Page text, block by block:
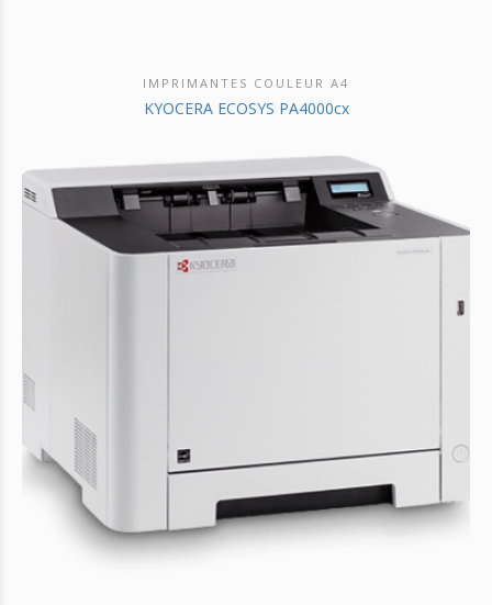
DÉCOUVRIR CE PRODUIT
IMPRIMANTES COULEUR A4
KYOCERA ECOSYS PA4000cx